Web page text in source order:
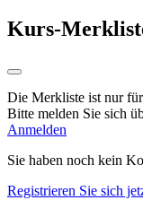
Kurs-
Die Merkliste ist nur
Bitte melden Sie sich
Anmelden
Sie haben noch kein
Registrieren Sie sich